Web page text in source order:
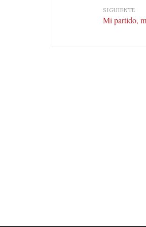
SIGUIENTE
Mi partido,